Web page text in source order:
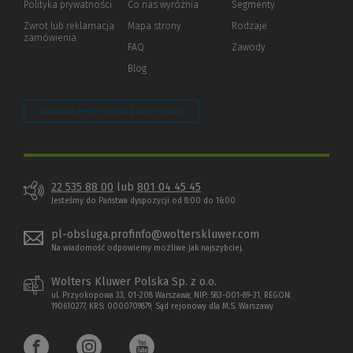
Polityka prywatności (Nowe
(Link
innej
Zwrot lub reklamacja
zamówienia
Co nas wyróżnia
Mapa strony
FAQ
Blog
Segmenty
Rodzaje
Zawody
Zarządzaj preferencjami plików cookie
22 535 88 00 lub 801 04 45 45
Jesteśmy do Państwa dyspozycji od 8:00 do 16:00
pl-obsluga.profinfo@wolterskluwer.com
Na wiadomość odpowiemy możliwe jak najszybciej.
Wolters Kluwer Polska Sp. z o.o.
ul. Przyokopowa 33, 01-208 Warszawa; NIP: 583-001-89-31, REGON:
190610277, KRS: 0000709879, Sąd rejonowy dla M.S. Warszawy